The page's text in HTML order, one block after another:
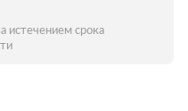
истечением срока